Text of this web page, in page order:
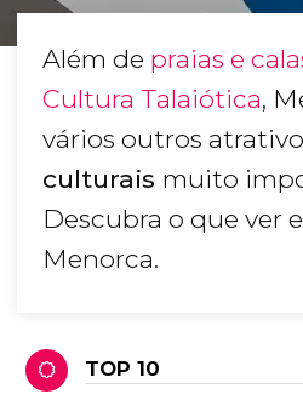
Além de praias e
Cultura Talaiótica,
vários outros
culturais muito
Descubra o que ver
Menorca.
TOP 10